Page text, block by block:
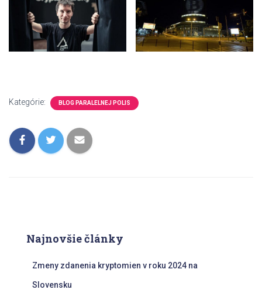
Kategórie: BLOG PARALELNEJ POLIS
Najnovšie články
Zmeny zdanenia kryptomien v roku 2024 na
Slovensku